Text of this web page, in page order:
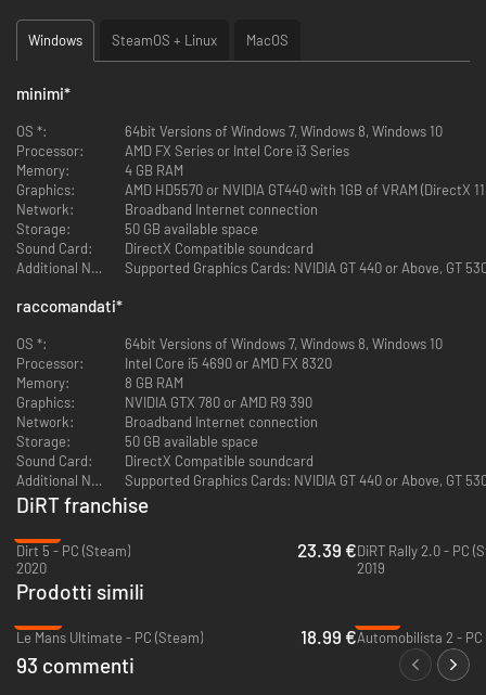
un team con cui dominare il mondo delle gare off-road.
RaceNet porta il gaming competitivo a un livello più alto facendoti
affrontare i migliori al mondo nella lotta ai premi.
Windows SteamOS + Linux MacOS
minimi*
OS *:
64bit Versions of Windows 7, Windows 8, Windows 10
Processor:
AMD FX Series or Intel Core i3 Series
Memory:
4 GB RAM
Graphics:
AMD HD5570 or NVIDIA GT440 with 1GB of VRAM (DirectX
Network:
Broadband Internet connection
Storage:
50 GB available space
Sound Card:
DirectX Compatible soundcard
Additional Notes:
Supported Graphics Cards: NVIDIA GT 440 or Above, GT
raccomandati*
OS *:
64bit Versions of Windows 7, Windows 8, Windows 10
Processor:
Intel Core i5 4690 or AMD FX 8320
Memory:
8 GB RAM
Graphics:
NVIDIA GTX 780 or AMD R9 390
Network:
Broadband Internet connection
Storage:
50 GB available space
Sound Card:
DirectX Compatible soundcard
Additional Notes:
Supported Graphics Cards: NVIDIA GT 440 or Above, GT
DiRT franchise
Dirt 5 - PC (Steam)
2020
23.39 €DiRT Rally 2.0 - PC
2019
Prodotti simili
Le Mans Ultimate - PC (Steam)
18.99 €Automobilista 2 - PC
93 commenti